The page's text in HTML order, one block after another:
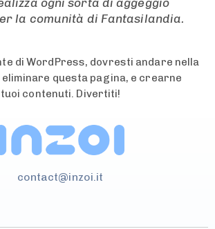
la comunità di Fantasilandia.
di WordPress, dovresti andare nella
questa pagina, e crearne
contenuti. Divertiti!
contact@inzoi.it